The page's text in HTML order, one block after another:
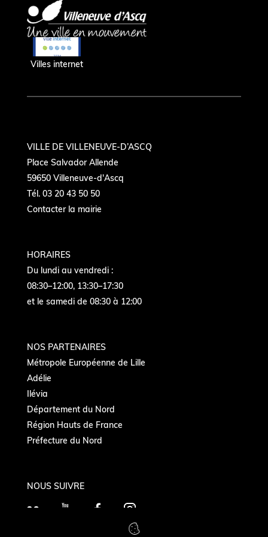
Villes internet
VILLE DE VILLENEUVE-D’ASCQ
Place Salvador Allende
59650 Villeneuve-d'Ascq
Tél. 03 20 43 50 50
Contacter la mairie
HORAIRES
Du lundi au vendredi :
08:30–12:00, 13:30–17:30
et le samedi de 08:30 à 12:00
NOS PARTENAIRES
Métropole Européenne de Lille
Adélie
Ilévia
Département du Nord
Région Hauts de France
Préfecture du Nord
NOUS SUIVRE
F
Y
F
I